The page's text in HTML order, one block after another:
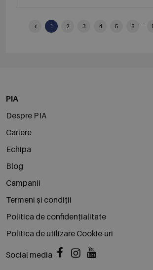
‹ 1 2 3 4 5 6 ...
PIA
Despre PIA
Cariere
Echipa
Blog
Campanii
Termeni și condiții
Politica de confidențialitate
Politica de utilizare Cookie-uri
Social media